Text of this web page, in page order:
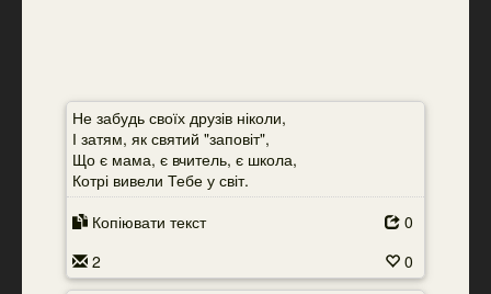
Не забудь своїх друзів ніколи,
І затям, як святий "заповіт",
Що є мама, є вчитель, є школа,
Котрі вивели Тебе у світ.
Копіювати текст
0
2
0